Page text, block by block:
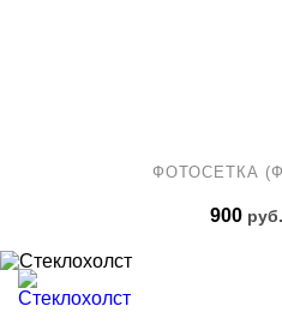
ФОТОСЕТКА
900 руб.